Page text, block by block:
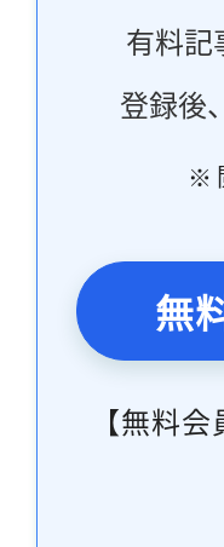
有料記
登録後
※
無
【無料